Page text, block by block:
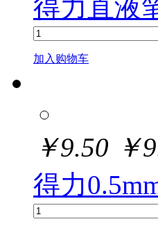
得力直液
加入购物车
￥9.50 ￥
得力